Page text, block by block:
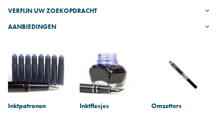
VERFIJN UW ZOEKOPDRACHT
AANBIEDINGEN
Subcategorieën
Inktpatronen Inktflesjes Omzetters